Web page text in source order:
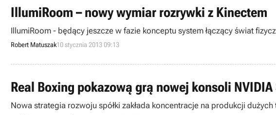
IllumiRoom – nowy wymiar rozrywki z Kinectem
IllumiRoom - będący jeszcze w fazie konceptu system łączący świat
Robert Matuszak10 stycznia 2013 09:13
Real Boxing pokazową grą nowej konsoli NVIDIA
Nowa strategia rozwoju spółki zakłada koncentracje na produkcji dużych